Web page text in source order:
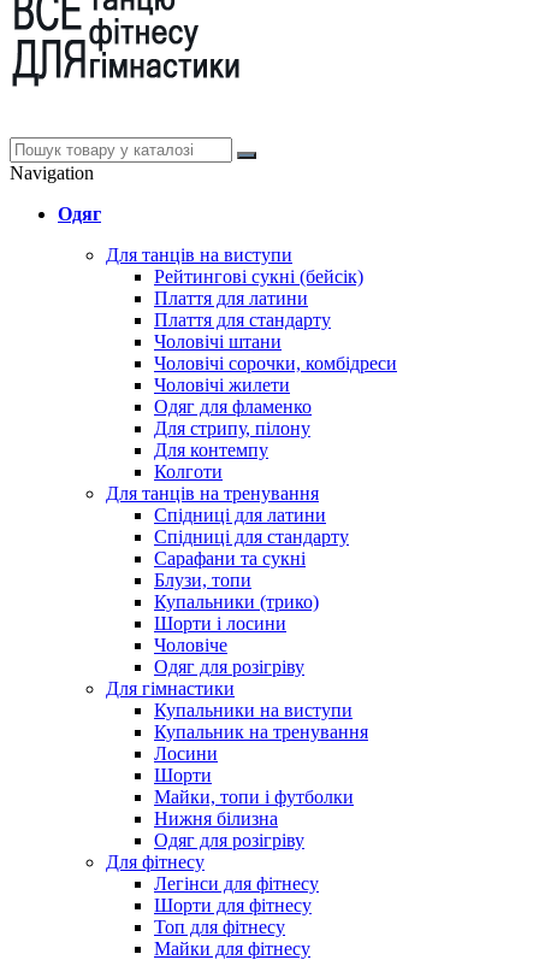
Navigation
Одяг
Для танців на виступи
Рейтингові сукні (бейсік)
Плаття для латини
Плаття для стандарту
Чоловічі штани
Чоловічі сорочки, комбідреси
Чоловічі жилети
Одяг для фламенко
Для стрипу, пілону
Для контемпу
Колготи
Для танців на тренування
Спідниці для латини
Спідниці для стандарту
Сарафани та сукні
Блузи, топи
Купальники (трико)
Шорти і лосини
Чоловіче
Одяг для розігріву
Для гімнастики
Купальники на виступи
Купальник на тренування
Лосини
Шорти
Майки, топи і футболки
Нижня білизна
Одяг для розігріву
Для фітнесу
Легінси для фітнесу
Шорти для фітнесу
Топ для фітнесу
Майки для фітнесу